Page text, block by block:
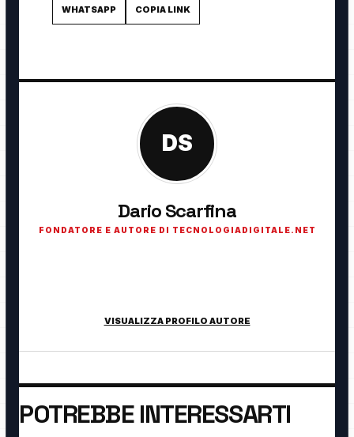
WHATSAPP COPIA LINK
DS
Dario Scarfina
FONDATORE E AUTORE DI TECNOLOGIADIGITALE.NET
VISUALIZZA PROFILO AUTORE
POTREBBE INTERESSARTI